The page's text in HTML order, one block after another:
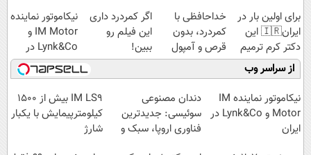
برای اولین بار در
ایران🇮🇷 این
دکتر کرم ترمیم
کننده 23 روزه
ساخت!
خداحافظی با
کمردرد، بدون
قرص و آمپول
اگر کمردرد داری
این فیلم رو
ببین!
◗پرسش‌نامه رو
پر کن◖
نیکاموتور نماینده
IM Motor و
Lynk&Co در
ایران
از سراسر وب
نیکاموتور نماینده IM
Motor و Lynk&Co در
ایران
دندان مصنوعی
سوئیسی: جدیدترین
فناوری اروپا، سبک و
IM LS9 بیش از 1500
کیلومترپیمایش با یکبار
شارژ